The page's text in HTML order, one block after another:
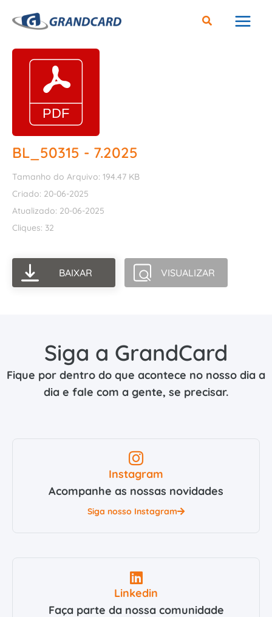
para
BL_50315 - 7.2025
Tamanho do Arquivo: 194.47 KB
Criado: 20-06-2025
Atualizado: 20-06-2025
Cliques: 32
BAIXAR VISUALIZAR
Siga a GrandCard
Fique por dentro do que acontece no nosso dia a
dia e fale com a gente, se precisar.
Instagram
Acompanhe as nossas novidades
Siga nosso Instagram
Linkedin
Faça parte da nossa comunidade